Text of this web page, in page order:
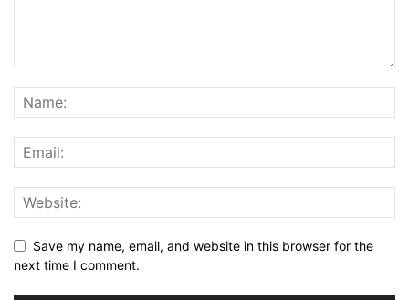
Save my name, email, and website in this browser for the
next time I comment.